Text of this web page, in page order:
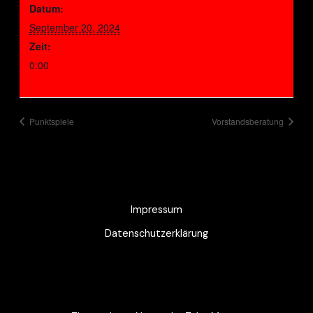
Datum:
September 20, 2024
Zeit:
0:00
Punktspiele Vorstandsberatung
Impressum
Datenschutzerklärung